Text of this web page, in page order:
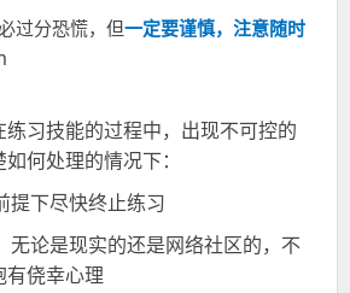
过分恐慌，但一定要谨慎， 注意随时
习技能的过程中，出现不可控的
何处理的情况下：
提下尽快终止练习
无论是现实的还是网络社区的，不
侥幸心理